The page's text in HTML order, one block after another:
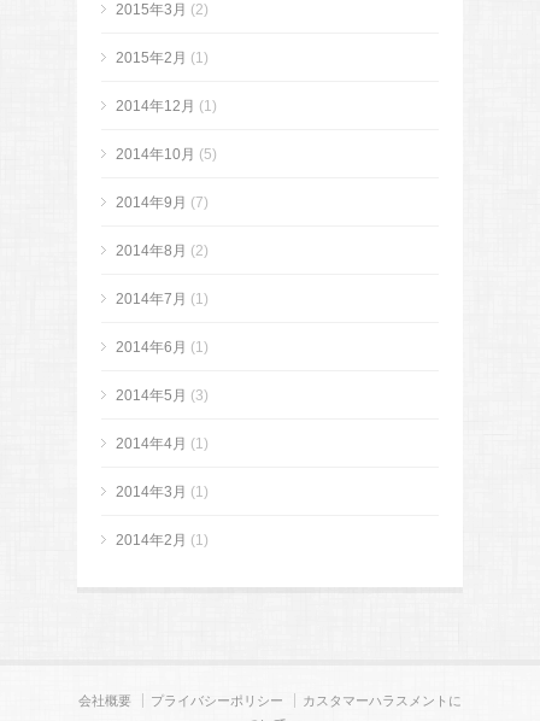
2015年3月 (2)
2015年2月 (1)
2014年12月 (1)
2014年10月 (5)
2014年9月 (7)
2014年8月 (2)
2014年7月 (1)
2014年6月 (1)
2014年5月 (3)
2014年4月 (1)
2014年3月 (1)
2014年2月 (1)
会社概要 プライバシーポリシー
カスタマーハラスメントに